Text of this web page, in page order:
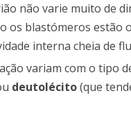
não varie muito de
os blastómeros estão
interna cheia de
variam com o tipo
deutolécito(que